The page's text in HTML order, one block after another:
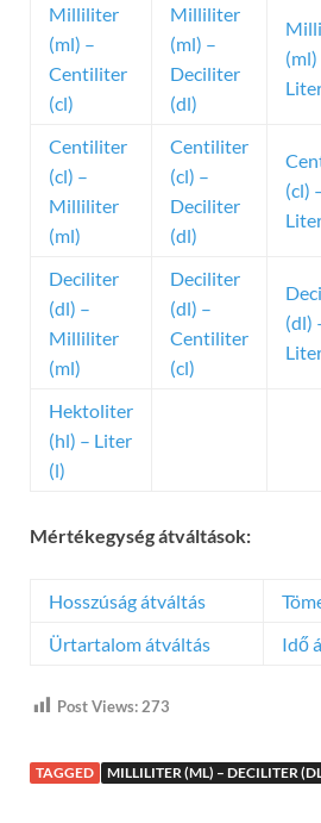
Milliliter
(ml) –
Centiliter
(cl)
Milliliter
(ml) –
Deciliter
(dl)
(ml)
Centiliter
(cl) –
Milliliter
(ml)
Centiliter
(cl) –
Deciliter
(dl)
(cl)
Deciliter
(dl) –
Milliliter
(ml)
Deciliter
(dl) –
Centiliter
(cl)
(dl)
Hektoliter
(hl) – Liter
(l)
Mértékegység átváltások:
Hosszúság átváltás
Ürtartalom átváltás
Idő
Post Views: 273
TAGGED MILLILITER (ML) – DECILITER